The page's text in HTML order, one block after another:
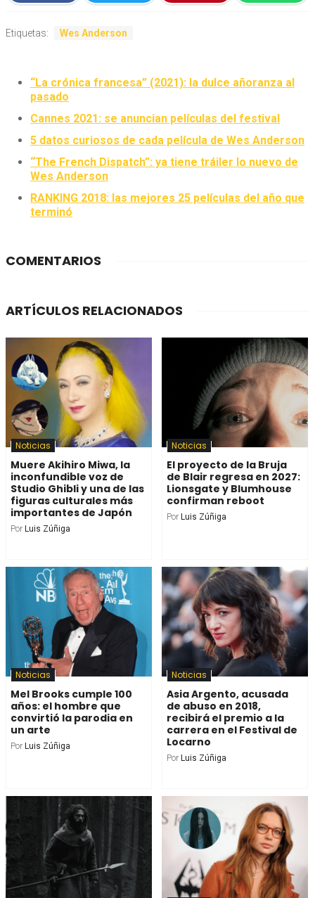
Etiquetas: Wes Anderson
“La crónica francesa” (2021): la dulce añoranza al
pasado
Cannes 2021: se anuncian películas del festival
5 datos curiosos de cada película de Wes Anderson
“The French Dispatch”: ya tiene tráiler lo nuevo de
Wes Anderson
RANKING 2018: las mejores 25 películas del año que
terminó
COMENTARIOS
ARTÍCULOS RELACIONADOS
Noticias
Muere Akihiro Miwa, la
inconfundible voz de
Studio Ghibli y una de las
figuras culturales más
importantes de Japón
Por Luis Zúñiga
Noticias
El proyecto de la Bruja
de Blair regresa en 2027:
Lionsgate y Blumhouse
confirman reboot
Por Luis Zúñiga
Noticias
Mel Brooks cumple 100
años: el hombre que
convirtió la parodia en
un arte
Por Luis Zúñiga
Noticias
Asia Argento, acusada
de abuso en 2018,
recibirá el premio a la
carrera en el Festival de
Locarno
Por Luis Zúñiga